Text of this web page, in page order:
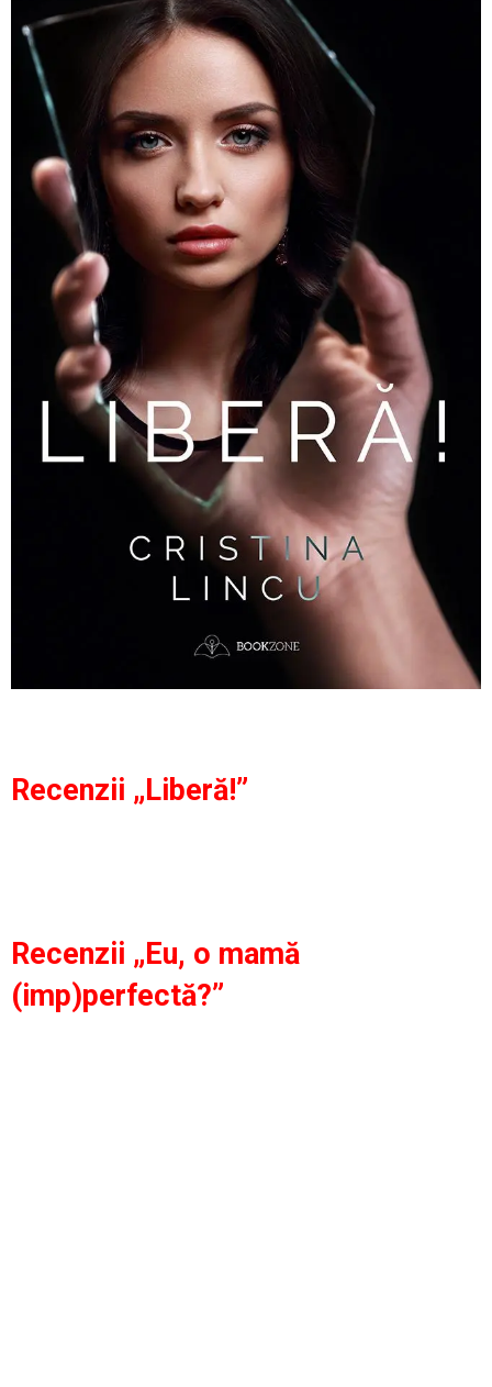
Recenzii „Liberă!”
Recenzii „Eu, o mamă
(imp)perfectă?”